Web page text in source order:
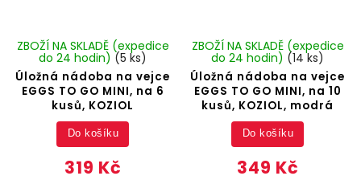
Úložná nádoba na vejce
EGGS TO GO MINI, na 6
kusů, KOZIOL
ZBOŽÍ NA SKLADĚ (expedice
do 24 hodin) (5 ks)
319 Kč
Do košíku
Úložná nádoba na vejce
EGGS TO GO MINI, na 10
kusů, KOZIOL, modrá
ZBOŽÍ NA SKLADĚ (expedice
do 24 hodin) (14 ks)
349 Kč
Do košíku